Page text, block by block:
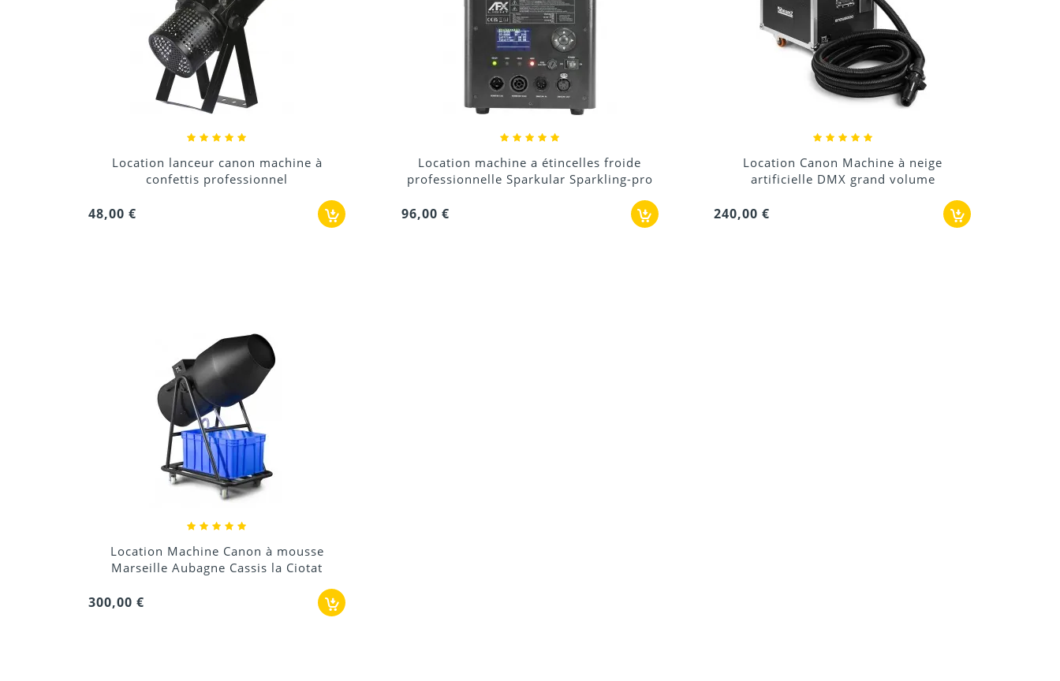
Location lanceur canon machine à
confettis professionnel
48,00 €
Location machine a étincelles froide
professionnelle Sparkular Sparkling-pro
96,00 €
Location Canon Machine à neige
artificielle DMX grand volume
240,00 €
Location Machine Canon à mousse
Marseille Aubagne Cassis la Ciotat
300,00 €